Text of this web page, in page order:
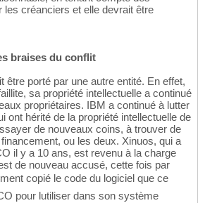
les créanciers et elle devrait être
braises du conflit
être porté par une autre entité. En effet,
sa propriété intellectuelle a continué
propriétaires. IBM a continué à lutter
ont hérité de la propriété intellectuelle de
de nouveaux coins, à trouver de
ou les deux. Xinuos, qui a
il y a 10 ans, est revenu à la charge
de nouveau accusé, cette fois par
copié le code du logiciel que ce
pour lutiliser dans son système